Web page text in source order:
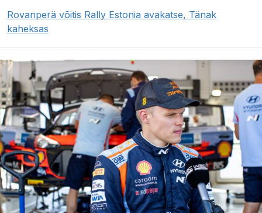
Rovanperä võitis Rally Estonia avakatse, Tänak
kaheksas